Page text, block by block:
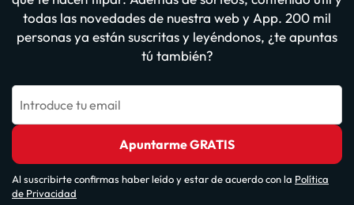
todas las novedades de nuestra web y App. 200 mil
personas ya están suscritas y leyéndonos, ¿te apuntas
tú también?
Introduce tu email
Apuntarme GRATIS
Al suscribirte confirmas haber leído y estar de acuerdo con la Política
de Privacidad